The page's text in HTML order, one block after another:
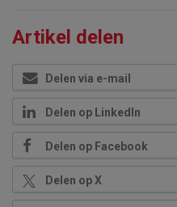
Artikel delen
Delen via e-mail
Delen op LinkedIn
Delen op Facebook
Delen op X